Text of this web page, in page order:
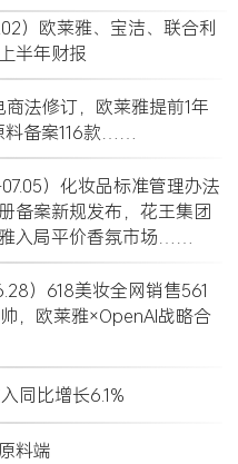
）欧莱雅、宝洁、联合利
半年财报
商法修订，欧莱雅提前1年
料备案116款……
）化妆品标准管理办法
备案新规发布，花王集团
入局平价香氛市场……
）618美妆全网销售561
，欧莱雅×OpenAI战略合
同比增长6.1%
料端